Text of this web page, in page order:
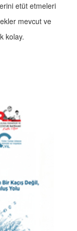
etüt etmeleri
mevcut ve
kolay.